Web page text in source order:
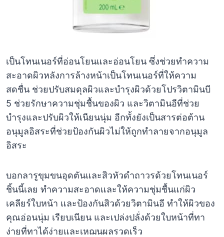
เป็นโทนเนอร์ที่อ่อนโยนและอ่อนโยน ซึ่งช่วยทำความ
สะอาดผิวหลังการล้างหน้าเป็นโทนเนอร์ที่ให้ความ
สดชื่น ช่วยปรับสมดุลผิวและบำรุงผิวด้วยโปรวิตามินบี
5 ช่วยรักษาความชุ่มชื้นของผิว และวิตามินอีที่ช่วย
บำรุงและปรับผิวให้เนียนนุ่ม อีกทั้งยังเป็นสารต่อต้าน
อนุมูลอิสระที่ช่วยป้องกันผิวไม่ให้ถูกทำลายจากอนุมูล
อิสระ
บอกลารูขุมขนอุดตันและสิวหัวดำถาวรด้วยโทนเนอร์
ชิ้นนี้เลย ทำความสะอาดและให้ความชุ่มชื้นแก่ผิว
เคลียร์ใบหน้า และป้องกันสิวด้วยวิตามินอี ทำให้ผิวของ
คุณอ่อนนุ่ม เรียบเนียน และเปล่งปลั่งด้วยใบหน้าที่ทา
ง่ายที่ทาได้ง่ายและเหฌนผลรวดเร็ว